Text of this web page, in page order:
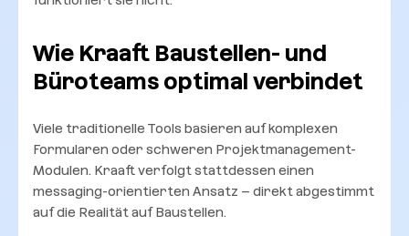
Wie Kraaft Baustellen- und
Büroteams optimal verbindet
Viele traditionelle Tools basieren auf komplexen
Formularen oder schweren Projektmanagement-
Modulen. Kraaft verfolgt stattdessen einen
messaging-orientierten Ansatz – direkt abgestimmt
auf die Realität auf Baustellen.